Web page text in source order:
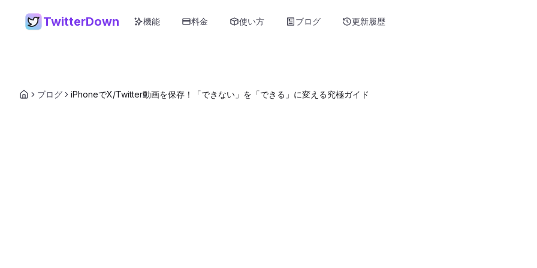
TwitterDown 機能 料金 使い方 ブログ 更新履歴
ブログ iPhoneでX/Twitter動画を保存！「できない」を「できる」に変える究極ガイド